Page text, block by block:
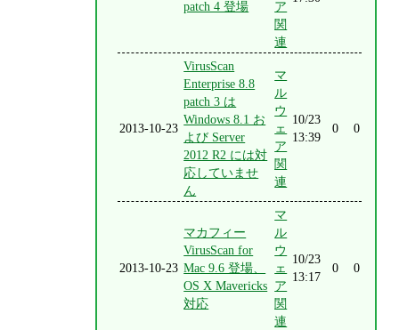
patch 4 登場
ア
関
連
2013-10-23
VirusScan
Enterprise 8.8
patch 3 は
Windows 8.1 お
よび Server
2012 R2 には対
応していませ
ん
マ
ル
ウ
ェ
ア
関
連
10/23
13:39
0 0
2013-10-23
マカフィー
VirusScan for
Mac 9.6 登場、
OS X Mavericks
対応
マ
ル
ウ
ェ
ア
関
連
10/23
13:17
0 0